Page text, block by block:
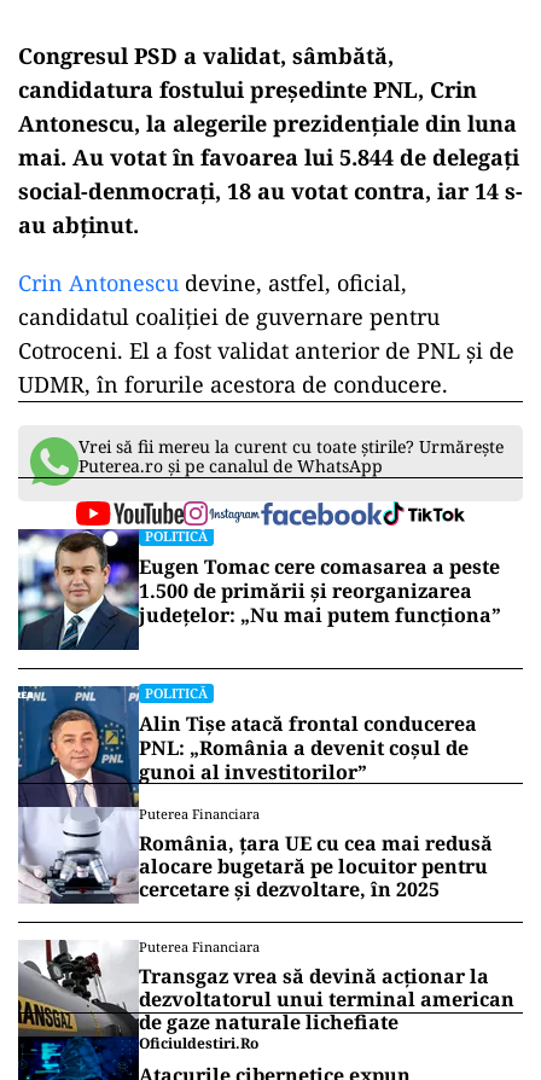
Congresul PSD a validat, sâmbătă,
candidatura fostului președinte PNL, Crin
Antonescu, la alegerile prezidențiale din luna
mai. Au votat în favoarea lui 5.844 de delegați
social-denmocrați, 18 au votat contra, iar 14 s-
au abținut.
Crin Antonescu devine, astfel, oficial,
candidatul coaliției de guvernare pentru
Cotroceni. El a fost validat anterior de PNL și de
UDMR, în forurile acestora de conducere.
Vrei să fii mereu la curent cu toate știrile? Urmărește
Puterea.ro și pe canalul de WhatsApp
POLITICĂ
Eugen Tomac cere comasarea a peste
1.500 de primării și reorganizarea
județelor: „Nu mai putem funcționa”
POLITICĂ
Alin Tișe atacă frontal conducerea
PNL: „România a devenit coșul de
gunoi al investitorilor”
Puterea Financiara
România, țara UE cu cea mai redusă
alocare bugetară pe locuitor pentru
cercetare și dezvoltare, în 2025
Puterea Financiara
Transgaz vrea să devină acționar la
dezvoltatorul unui terminal american
de gaze naturale lichefiate
Oficiuldestiri.ro